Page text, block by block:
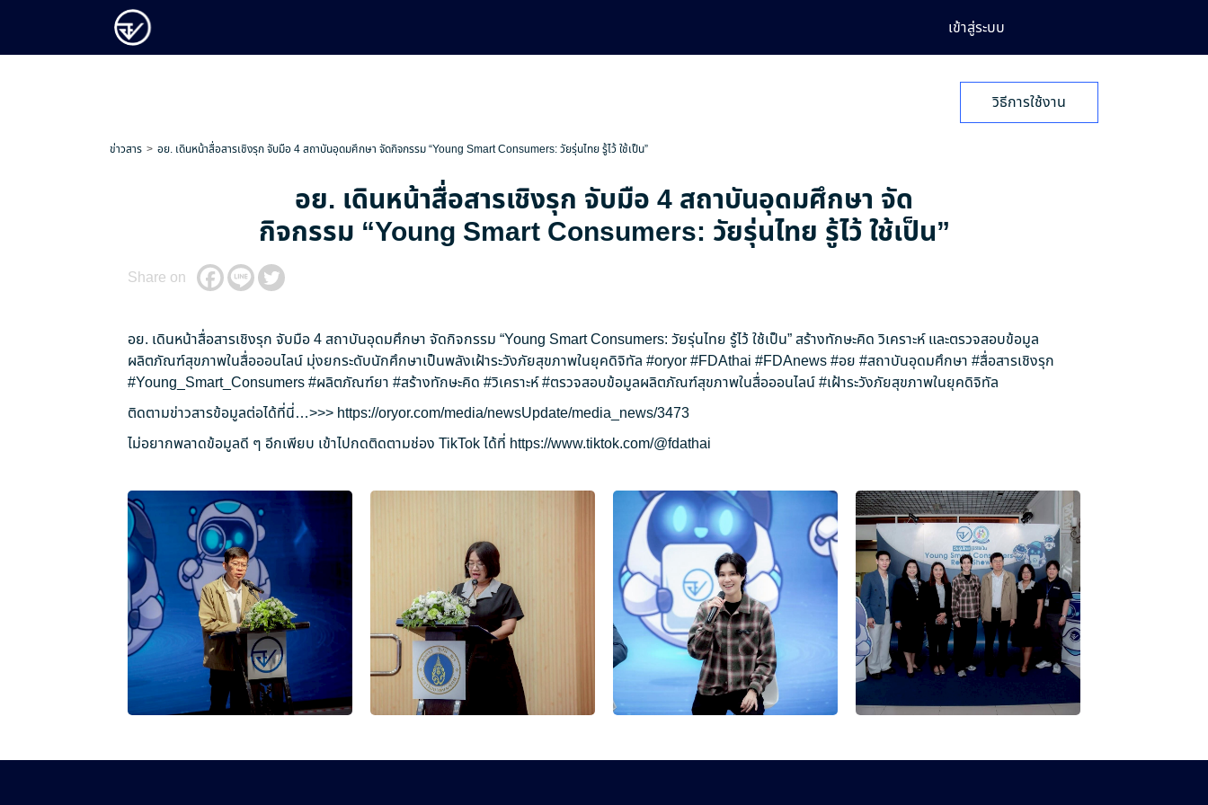
เข้าสู่ระบบ
วิธีการใช้งาน
ข่าวสาร อย. เดินหน้าสื่อสารเชิงรุก จับมือ 4 สถาบันอุดมศึกษา จัดกิจกรรม “Young Smart Consumers: วัยรุ่นไทย รู้ไว้ ใช้เป็น”
อย. เดินหน้าสื่อสารเชิงรุก จับมือ 4 สถาบันอุดมศึกษา จัด
กิจกรรม “Young Smart Consumers: วัยรุ่นไทย รู้ไว้ ใช้เป็น”
Share on
อย. เดินหน้าสื่อสารเชิงรุก จับมือ 4 สถาบันอุดมศึกษา จัดกิจกรรม “Young Smart Consumers: วัยรุ่นไทย รู้ไว้ ใช้เป็น” สร้างทักษะคิด วิเคราะห์ และตรวจสอบข้อมูล
ผลิตภัณฑ์สุขภาพในสื่อออนไลน์ มุ่งยกระดับนักศึกษาเป็นพลังเฝ้าระวังภัยสุขภาพในยุคดิจิทัล #oryor#FDAthai #FDAnews#อย #สถาบันอุดมศึกษา #สื่อสารเชิงรุก
#Young_Smart_Consumers#ผลิตภัณฑ์ยา #สร้างทักษะคิด #วิเคราะห์#ตรวจสอบข้อมูลผลิตภัณฑ์สุขภาพในสื่อออนไลน์#เฝ้าระวังภัยสุขภาพในยุคดิจิทัล
ติดตามข่าวสารข้อมูลต่อได้ที่นี่…>>> https://oryor.com/media/newsUpdate/media_news/3473
ไม่อยากพลาดข้อมูลดี ๆ อีกเพียบ เข้าไปกดติดตามช่อง TikTok ได้ที่ https://www.tiktok.com/@fdathai